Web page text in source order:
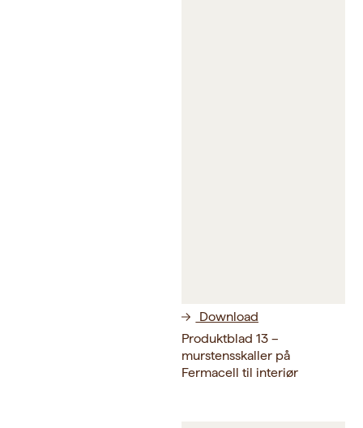
Download
Produktblad 13 –
murstensskaller på
Fermacell til interiør